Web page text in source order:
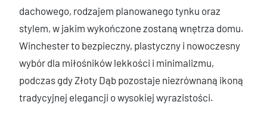
dachowego, rodzajem planowanego tynku oraz
stylem, w jakim wykończone zostaną wnętrza domu.
Winchester to bezpieczny, plastyczny i nowoczesny
wybór dla miłośników lekkości i minimalizmu,
podczas gdy Złoty Dąb pozostaje niezrównaną ikoną
tradycyjnej elegancji o wysokiej wyrazistości.